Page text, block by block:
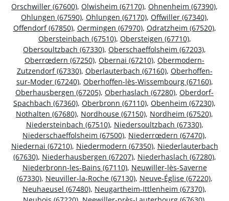
Orschwiller (67600), Olwisheim (67170), Ohnenheim (67390),
Ohlungen (67590), Ohlungen (67170), Offwiller (67340),
Offendorf (67850), Oermingen (67970), Odratzheim (67520),
Obersteinbach (67510), Obersteigen (67710),
Obersoultzbach (67330), Oberschaeffolsheim (67203),
Oberrœdern (67250), Obernai (67210), Obermodern-
Zutzendorf (67330), Oberlauterbach (67160), Oberhoffen-
sur-Moder (67240), Oberhoffen-lès-Wissembourg (67160),
Oberhausbergen (67205), Oberhaslach (67280), Oberdorf-
Spachbach (67360), Oberbronn (67110), Obenheim (67230),
Nothalten (67680), Nordhouse (67150), Nordheim (67520),
Niedersteinbach (67510), Niedersoultzbach (67330),
Niederschaeffolsheim (67500), Niederrœdern (67470),
Niedernai (67210), Niedermodern (67350), Niederlauterbach
(67630), Niederhausbergen (67207), Niederhaslach (67280),
Niederbronn-les-Bains (67110), Neuwiller-lès-Saverne
(67330), Neuviller-la-Roche (67130), Neuve-Église (67220),
Neuhaeusel (67480), Neugartheim-Ittlenheim (67370),